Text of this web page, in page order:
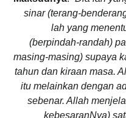
sinar (terang-
lah yang
(berpindah-randah)
masing-masing) supaya
tahun dan kiraan masa.
itu melainkan dengan
sebenar. Allah
kebesaranNya)